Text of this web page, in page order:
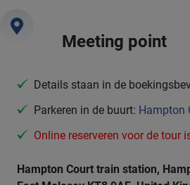
Meeting point
Details staan in de
Parkeren in de buurt: Hampton
Online reserveren voor de tour
Hampton Court train station,